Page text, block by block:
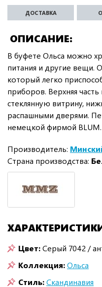
ОПИСАНИЕ
ДОСТАВКА
В буфете Ольса можно
питания и другие
который легко
приборов. Верхняя
стеклянную витрину,
распашными дверями.
немецкой фирмой BLUM.
Производитель:
Страна производства:
Цвет:Серый 7042 /
Коллекция:Ольса
Стиль:Скандинавия